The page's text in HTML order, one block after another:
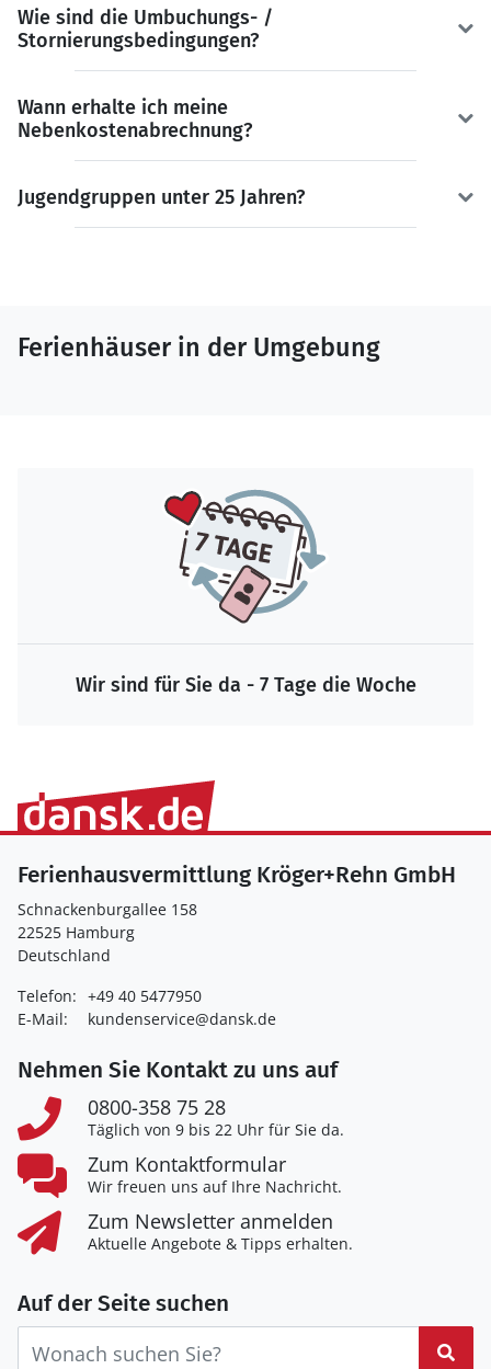
Wie sind die Umbuchungs- /
Stornierungsbedingungen?
Wann erhalte ich meine
Nebenkostenabrechnung?
Jugendgruppen unter 25 Jahren?
Ferienhäuser in der Umgebung
Wir sind für Sie da - 7 Tage die Woche
Ferienhausvermittlung Kröger+Rehn GmbH
Schnackenburgallee 158
22525 Hamburg
Deutschland
Telefon: +49 40 5477950
E-Mail:
kundenservice@dansk.de
Nehmen Sie Kontakt zu uns auf
0800-358 75 28
Täglich von 9 bis 22 Uhr für Sie da.
Zum Kontaktformular
Wir freuen uns auf Ihre Nachricht.
Zum Newsletter anmelden
Aktuelle Angebote & Tipps erhalten.
Auf der Seite suchen